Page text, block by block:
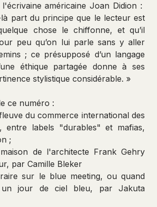
américaine Joan Didion :
part du principe que le lecteur est
chose le chiffonne, et qu’il
peu qu’on lui parle sans y aller
; ce présupposé d’un langage
éthique partagée donne à ses
stylistique considérable. »
ce numéro :
du commerce international des
entre labels "durables" et mafias,
;
de l'architecte Frank Gehry
par Camille Bleker
sur le blue meeting, ou quand
jour de ciel bleu, par Jakuta